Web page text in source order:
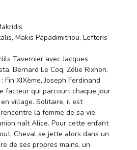
Makis Papadimitriou, Lefteris
Tavernier avec Jacques
Bernard Le Coq, Zélie Rixhon,
Fin XIXème, Joseph Ferdinand
facteur qui parcourt chaque jour
village. Solitaire, il est
la femme de sa vie,
naît Alice. Pour cette enfant
Cheval se jette alors dans un
de ses propres mains, un